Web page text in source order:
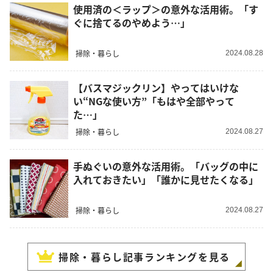
使用済の＜ラップ＞の意外な活用術。「す
ぐに捨てるのやめよう…」
掃除・暮らし 2024.08.28
【バスマジックリン】やってはいけな
い“NGな使い方”「もはや全部やって
た…」
掃除・暮らし 2024.08.27
手ぬぐいの意外な活用術。「バッグの中に
入れておきたい」「誰かに見せたくなる」
掃除・暮らし 2024.08.27
掃除・暮らし記事ランキングを見る